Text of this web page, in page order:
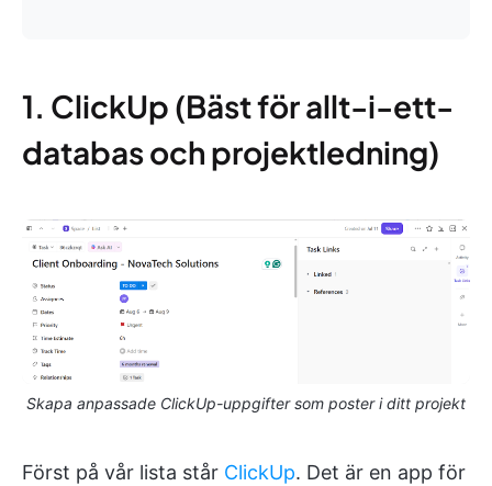
1. ClickUp (Bäst för allt-i-ett-
databas och projektledning)
Skapa anpassade ClickUp-uppgifter som poster i ditt projekt
Först på vår lista står ClickUp. Det är en app för